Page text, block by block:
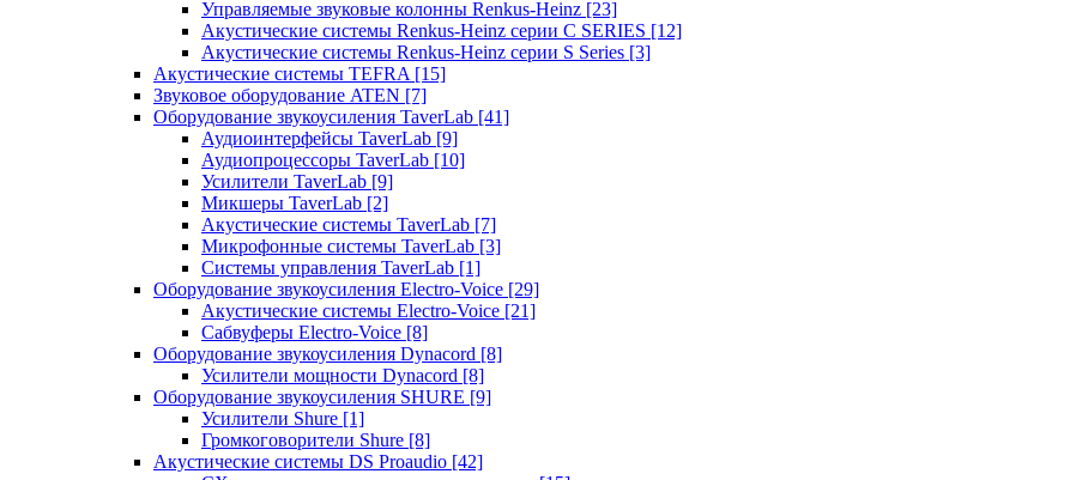
Управляемые звуковые колонны Renkus-Heinz [23]
Акустические системы Renkus-Heinz серии C SERIES [12]
Акустические системы Renkus-Heinz серии S Series [3]
Акустические системы TEFRA [15]
Звуковое оборудование ATEN [7]
Оборудование звукоусиления TaverLab [41]
Аудиоинтерфейсы TaverLab [9]
Аудиопроцессоры TaverLab [10]
Усилители TaverLab [9]
Микшеры TaverLab [2]
Акустические системы TaverLab [7]
Микрофонные системы TaverLab [3]
Системы управления TaverLab [1]
Оборудование звукоусиления Electro-Voice [29]
Акустические системы Electro-Voice [21]
Сабвуферы Electro-Voice [8]
Оборудование звукоусиления Dynacord [8]
Усилители мощности Dynacord [8]
Оборудование звукоусиления SHURE [9]
Усилители Shure [1]
Громкоговорители Shure [8]
Акустические системы DS Proaudio [42]